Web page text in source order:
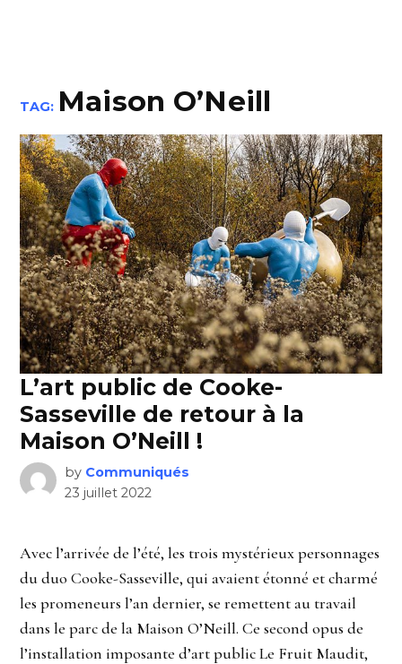
TAG: Maison O’Neill
L’art public de Cooke-
Sasseville de retour à la
Maison O’Neill !
by Communiqués
23 juillet 2022
Avec l’arrivée de l’été, les trois mystérieux personnages
du duo Cooke-Sasseville, qui avaient étonné et charmé
les promeneurs l’an dernier, se remettent au travail
dans le parc de la Maison O’Neill. Ce second opus de
l’installation imposante d’art public Le Fruit Maudit,